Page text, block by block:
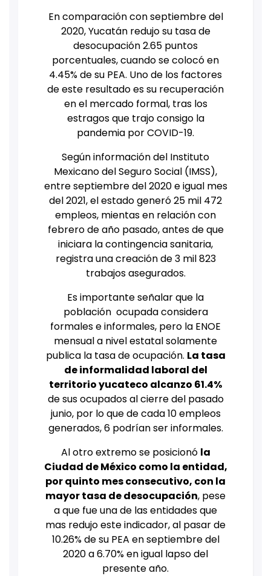
En comparación con septiembre del
2020, Yucatán redujo su tasa de
desocupación 2.65 puntos
porcentuales, cuando se colocó en
4.45% de su PEA. Uno de los factores
de este resultado es su recuperación
en el mercado formal, tras los
estragos que trajo consigo la
pandemia por COVID-19.
Según información del Instituto
Mexicano del Seguro Social (IMSS),
entre septiembre del 2020 e igual mes
del 2021, el estado generó 25 mil 472
empleos, mientas en relación con
febrero de año pasado, antes de que
iniciara la contingencia sanitaria,
registra una creación de 3 mil 823
trabajos asegurados.
Es importante señalar que la
población ocupada considera
formales e informales, pero la ENOE
mensual a nivel estatal solamente
publica la tasa de ocupación. La tasa
de informalidad laboral del
territorio yucateco alcanzo 61.4%
de sus ocupados al cierre del pasado
junio, por lo que de cada 10 empleos
generados, 6 podrían ser informales.
Al otro extremo se posicionó la
Ciudad de México como la entidad,
por quinto mes consecutivo, con la
mayor tasa de desocupación, pese
a que fue una de las entidades que
mas redujo este indicador, al pasar de
10.26% de su PEA en septiembre del
2020 a 6.70% en igual lapso del
presente año.